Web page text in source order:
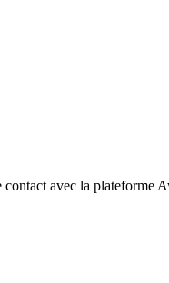
avec la plateforme